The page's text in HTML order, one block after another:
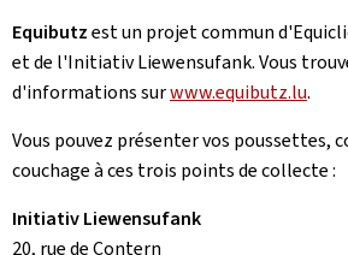
Equibutzest un projet commun
et de l'Initiativ Liewensufank. Vous
d'informations surwww.equibutz.lu.
Vous pouvez présenter vos poussettes,
couchage à ces trois points de collecte :
Initiativ Liewensufank
20, rue de Contern